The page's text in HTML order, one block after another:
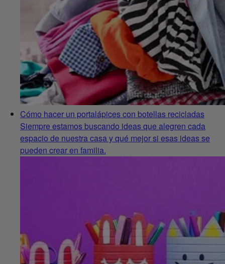
Cómo hacer un portalápices con botellas recicladas
Siempre estamos buscando ideas que alegren cada
espacio de nuestra casa y qué mejor si esas ideas se
pueden crear en familia.